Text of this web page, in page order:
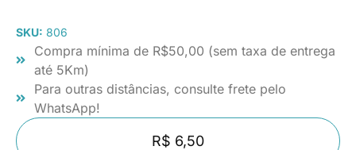
SKU: 806
Compra mínima de R$50,00 (sem taxa de entrega
até 5Km)
Para outras distâncias, consulte frete pelo
WhatsApp!
R$ 6,50